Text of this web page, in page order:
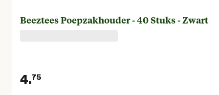
Beeztees Poepzakhouder - 40 Stuks - Zwart
4.75